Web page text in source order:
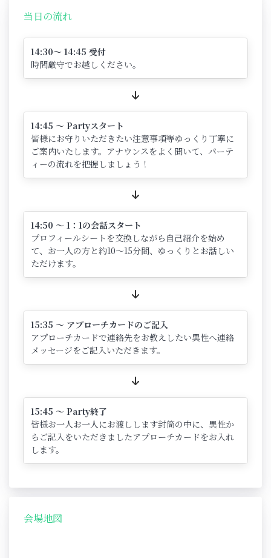
当日の流れ
14:30～ 14:45 受付
時間厳守でお越しください。
14:45 ～ Partyスタート
皆様にお守りいただきたい注意事項等ゆっくり丁寧に
ご案内いたします。アナウンスをよく聞いて、パーテ
ィーの流れを把握しましょう！
14:50 ～ 1：1の会話スタート
プロフィールシートを交換しながら自己紹介を始め
て、お一人の方と約10～15分間、ゆっくりとお話しい
ただけます。
15:35 ～ アプローチカードのご記入
アプローチカードで連絡先をお教えしたい異性へ連絡
メッセージをご記入いただきます。
15:45 ～ Party終了
皆様お一人お一人にお渡しします封筒の中に、異性か
らご記入をいただきましたアプローチカードをお入れ
します。
会場地図